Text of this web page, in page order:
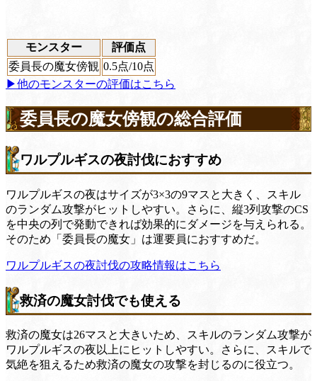
モンスター
評価点
委員長の魔女傍観 0.5点/10点
▶他のモンスターの評価はこちら
委員長の魔女傍観の総合評価
ワルプルギスの夜討伐におすすめ
ワルプルギスの夜はサイズが3×3の9マスと大きく、スキル
のランダム攻撃がヒットしやすい。さらに、縦3列攻撃のCS
を中央の列で発動できれば効果的にダメージを与えられる。
そのため「委員長の魔女」は運要員におすすめだ。
ワルプルギスの夜討伐の攻略情報はこちら
救済の魔女討伐でも使える
救済の魔女は26マスと大きいため、スキルのランダム攻撃が
ワルプルギスの夜以上にヒットしやすい。さらに、スキルで
気絶を狙えるため救済の魔女の攻撃を封じるのに役立つ。